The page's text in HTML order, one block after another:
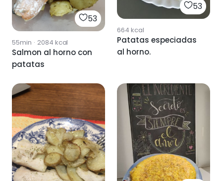
53
55min · 2084 kcal
Salmon al horno con
patatas
53
664 kcal
Patatas especiadas
al horno.